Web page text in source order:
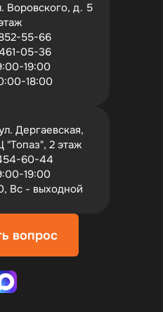
вопрос
Воровского, д. 5
55-66
05-36
19:00
18:00
Дергаевская,
"Топаз", 2 этаж
60-44
19:00
Вс - выходной